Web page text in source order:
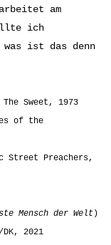
am
ich
ist das denn
Sweet, 1973
of the
Street Preachers,
Mensch der Welt )
2021